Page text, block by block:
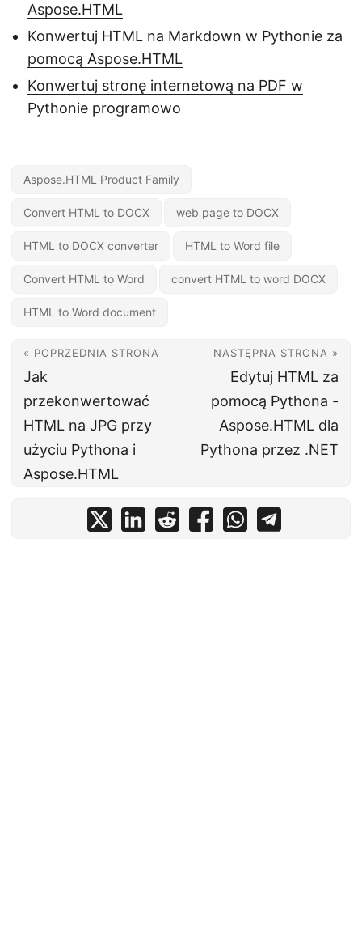
Aspose.HTML
Konwertuj HTML na Markdown w Pythonie za
pomocą Aspose.HTML
Konwertuj stronę internetową na PDF w
Pythonie programowo
Aspose.HTML Product Family
Convert HTML to DOCX web page to DOCX
HTML to DOCX converter HTML to Word file
Convert HTML to Word convert HTML to word DOCX
HTML to Word document
« POPRZEDNIA STRONA
Jak
przekonwertować
HTML na JPG przy
użyciu Pythona i
Aspose.HTML
NASTĘPNA STRONA »
Edytuj HTML za
pomocą Pythona -
Aspose.HTML dla
Pythona przez .NET